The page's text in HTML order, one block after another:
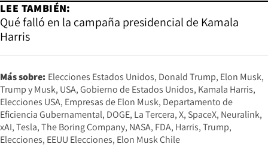
LEE TAMBIÉN:
Qué falló en la campaña presidencial de Kamala
Harris
Más sobre: Elecciones Estados Unidos Donald Trump Elon Musk
Trump y Musk USA Gobierno de Estados Unidos Kamala Harris
Elecciones USA Empresas de Elon Musk Departamento de
Eficiencia Gubernamental DOGE La Tercera X SpaceX Neuralink
xAI Tesla The Boring Company NASA FDA Harris Trump
Elecciones EEUU Elecciones Elon Musk Chile